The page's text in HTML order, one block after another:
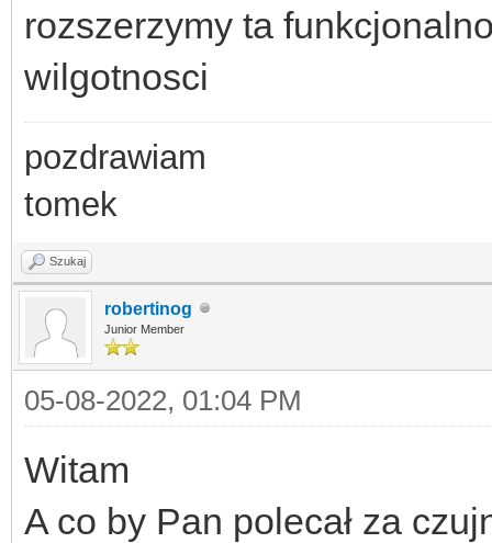
rozszerzymy ta
wilgotnosci
pozdrawiam
tomek
Szukaj
robertinog
Junior Member
05-08-2022, 01:04 PM
Witam
A co by Pan polecał za